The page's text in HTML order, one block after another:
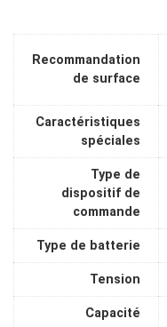
Recommandation
de surface
Caractéristiques
spéciales
Type de
dispositif de
commande
Type de batterie
Tension
Capacité